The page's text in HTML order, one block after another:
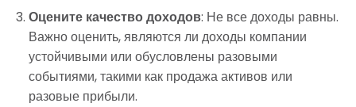
Оцените качество доходов: Не все доходы равны.
Важно оценить, являются ли доходы компании
устойчивыми или обусловлены разовыми
событиями, такими как продажа активов или
разовые прибыли.